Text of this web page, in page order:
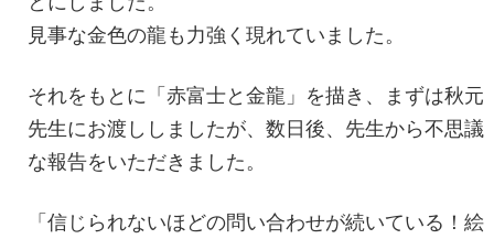
見事な金色の龍も力強く現れていました。
それをもとに「赤富士と金龍」を描き、まずは秋元
先生にお渡ししましたが、数日後、先生から不思議
な報告をいただきました。
「信じられないほどの問い合わせが続いている！絵